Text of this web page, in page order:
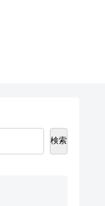
検索